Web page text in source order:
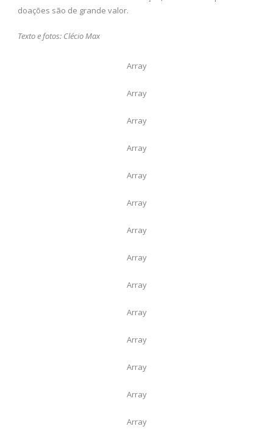
doações são de grande valor.
Texto e fotos: Clécio Max
Array
Array
Array
Array
Array
Array
Array
Array
Array
Array
Array
Array
Array
Array